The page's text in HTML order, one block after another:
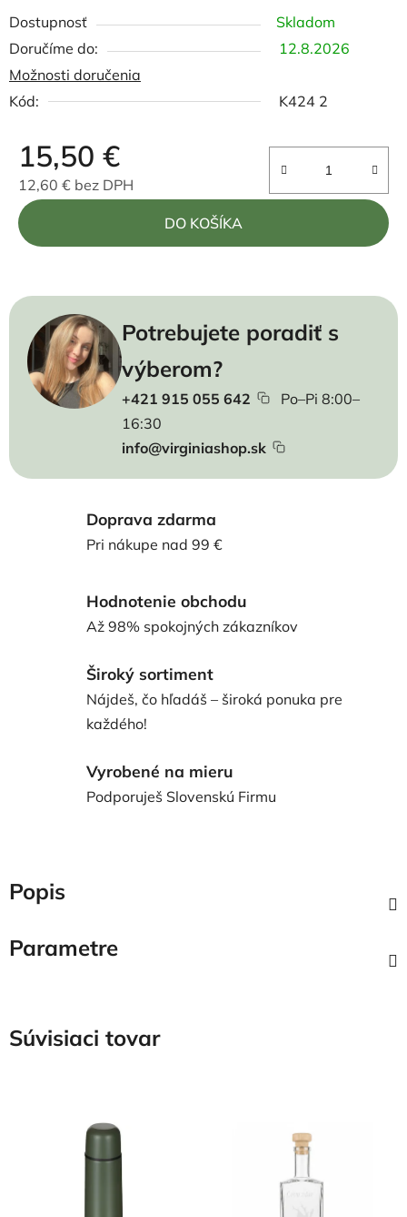
Dostupnosť
Skladom
12.8.2026
Možnosti doručenia
Kód:
K424 2
15,50 €
12,60 € bez DPH
Jednotková cena:
DO KOŠÍKA
Potrebujete poradiť s
výberom?
+421 915 055 642
Po–Pi 8:00–
16:30
info@virginiashop.sk
Doprava zdarma
Pri nákupe nad 99 €
Hodnotenie obchodu
Až 98% spokojných zákazníkov
Široký sortiment
Nájdeš, čo hľadáš – široká ponuka pre
každého!
Vyrobené na mieru
Podporuješ Slovenskú Firmu
Popis
Parametre
Súvisiaci tovar